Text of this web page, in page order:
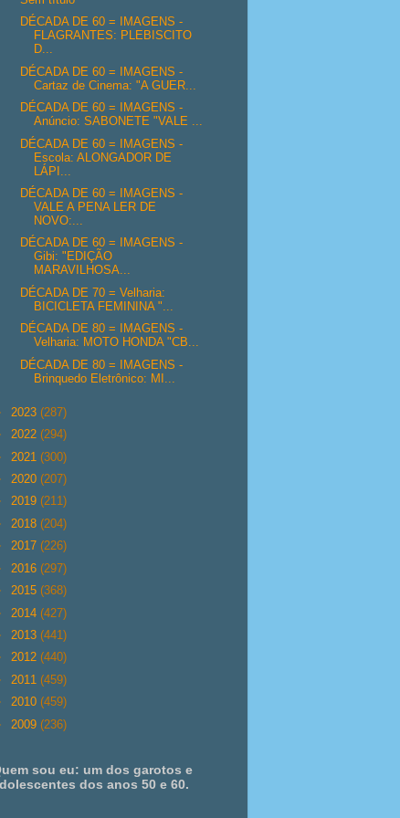
DÉCADA DE 60 = IMAGENS -
FLAGRANTES: PLEBISCITO
D...
DÉCADA DE 60 = IMAGENS -
Cartaz de Cinema: "A GUER...
DÉCADA DE 60 = IMAGENS -
Anúncio: SABONETE "VALE ...
DÉCADA DE 60 = IMAGENS -
Escola: ALONGADOR DE
LÁPI...
DÉCADA DE 60 = IMAGENS -
VALE A PENA LER DE
NOVO:...
DÉCADA DE 60 = IMAGENS -
Gibi: "EDIÇÃO
MARAVILHOSA...
DÉCADA DE 70 = Velharia:
BICICLETA FEMININA "...
DÉCADA DE 80 = IMAGENS -
Velharia: MOTO HONDA "CB...
DÉCADA DE 80 = IMAGENS -
Brinquedo Eletrônico: MI...
2023 (287)
2022 (294)
2021 (300)
2020 (207)
2019 (211)
2018 (204)
2017 (226)
2016 (297)
2015 (368)
2014 (427)
2013 (441)
2012 (440)
2011 (459)
2010 (459)
2009 (236)
sou eu: um dos garotos e
dos anos 50 e 60.